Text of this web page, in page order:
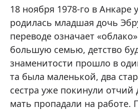
18 ноября 1978-го в Анкаре
родилась младшая дочь
переводе означает
большую семью, детство
знаменитости прошло в
та была маленькой, два
сестра уже покинули отчий
мать пропадали на работе.